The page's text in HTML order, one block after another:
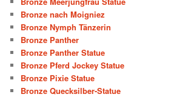
Bronze nach Moigniez
Bronze Nymph Tänzerin
Bronze Panther
Bronze Panther Statue
Bronze Pferd Jockey Statue
Bronze Pixie Statue
Bronze Quecksilber-Statue